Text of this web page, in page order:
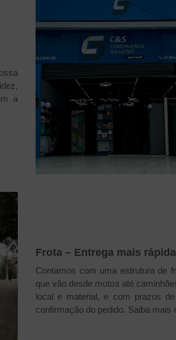
a
Frota – Entrega mais
Contamos com uma estrutura de
que vão desde motos até
local e material, e com prazos
confirmação do pedido. Saiba mais